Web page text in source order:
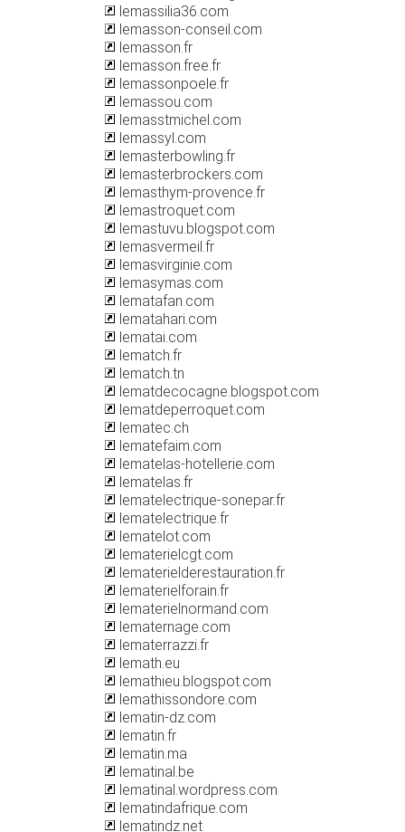
lemassilia36.com
lemasson-conseil.com
lemasson.fr
lemasson.free.fr
lemassonpoele.fr
lemassou.com
lemasstmichel.com
lemassyl.com
lemasterbowling.fr
lemasterbrockers.com
lemasthym-provence.fr
lemastroquet.com
lemastuvu.blogspot.com
lemasvermeil.fr
lemasvirginie.com
lemasymas.com
lematafan.com
lematahari.com
lematai.com
lematch.fr
lematch.tn
lematdecocagne.blogspot.com
lematdeperroquet.com
lematec.ch
lematefaim.com
lematelas-hotellerie.com
lematelas.fr
lematelectrique-sonepar.fr
lematelectrique.fr
lematelot.com
lematerielcgt.com
lematerielderestauration.fr
lematerielforain.fr
lematerielnormand.com
lematernage.com
lematerrazzi.fr
lemath.eu
lemathieu.blogspot.com
lemathissondore.com
lematin-dz.com
lematin.fr
lematin.ma
lematinal.be
lematinal.wordpress.com
lematindafrique.com
lematindz.net